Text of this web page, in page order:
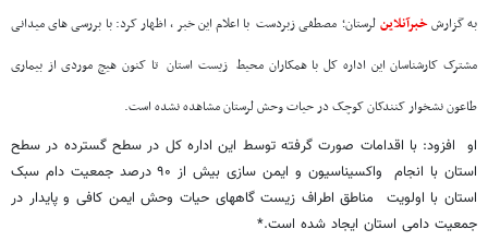
به گزارشخبرآنلاین لرستان؛ مصطفی زبردست با اعلام این خبر ، اظهار کرد: با بررسی های میدانی
مشترک کارشناسان این اداره کل با همکاران محیط زیست استان تا کنون هیچ موردی از بیماری
طاعون نشخوار کنندکان کوچک در حیات وحش لرستان مشاهده نشده است.
او افزود: با اقدامات صورت گرفته توسط این اداره کل در سطح گسترده در سطح
استان با انجام واکسیناسیون و ایمن سازی بیش از ۹۰ درصد جمعیت دام سبک
استان با اولویت مناطق اطراف زیست گاههای حیات وحش ایمن کافی و پایدار در
جمعیت دامی استان ایجاد شده است.*